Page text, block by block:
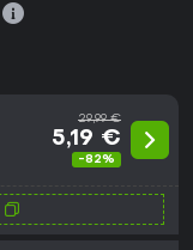
29,99 €
5,19 €
-82%